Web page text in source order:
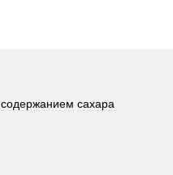
содержанием сахара